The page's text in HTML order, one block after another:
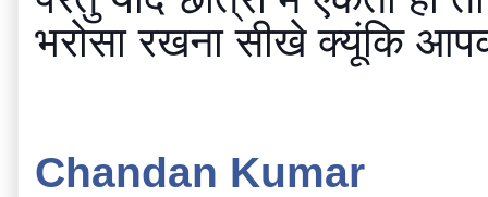
भरोसा रखना सीखे क्यूंकि
Chandan Kumar